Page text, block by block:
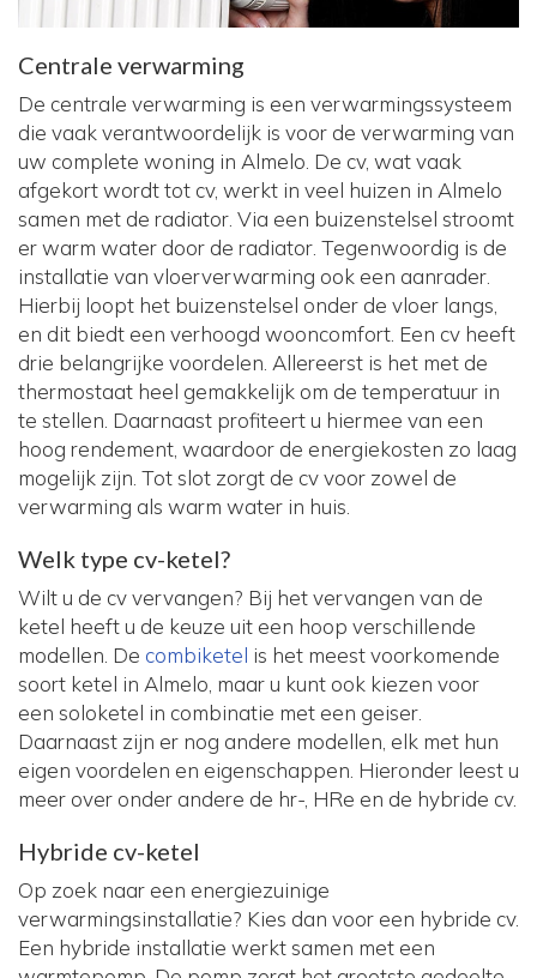
Centrale verwarming
De centrale verwarming is een verwarmingssysteem
die vaak verantwoordelijk is voor de verwarming van
uw complete woning in Almelo. De cv, wat vaak
afgekort wordt tot cv, werkt in veel huizen in Almelo
samen met de radiator. Via een buizenstelsel stroomt
er warm water door de radiator. Tegenwoordig is de
installatie van vloerverwarming ook een aanrader.
Hierbij loopt het buizenstelsel onder de vloer langs,
en dit biedt een verhoogd wooncomfort. Een cv heeft
drie belangrijke voordelen. Allereerst is het met de
thermostaat heel gemakkelijk om de temperatuur in
te stellen. Daarnaast profiteert u hiermee van een
hoog rendement, waardoor de energiekosten zo laag
mogelijk zijn. Tot slot zorgt de cv voor zowel de
verwarming als warm water in huis.
Welk type cv-ketel?
Wilt u de cv vervangen? Bij het vervangen van de
ketel heeft u de keuze uit een hoop verschillende
modellen. De combiketel is het meest voorkomende
soort ketel in Almelo, maar u kunt ook kiezen voor
een soloketel in combinatie met een geiser.
Daarnaast zijn er nog andere modellen, elk met hun
eigen voordelen en eigenschappen. Hieronder leest u
meer over onder andere de hr-, HRe en de hybride cv.
Hybride cv-ketel
Op zoek naar een energiezuinige
verwarmingsinstallatie? Kies dan voor een hybride cv.
Een hybride installatie werkt samen met een